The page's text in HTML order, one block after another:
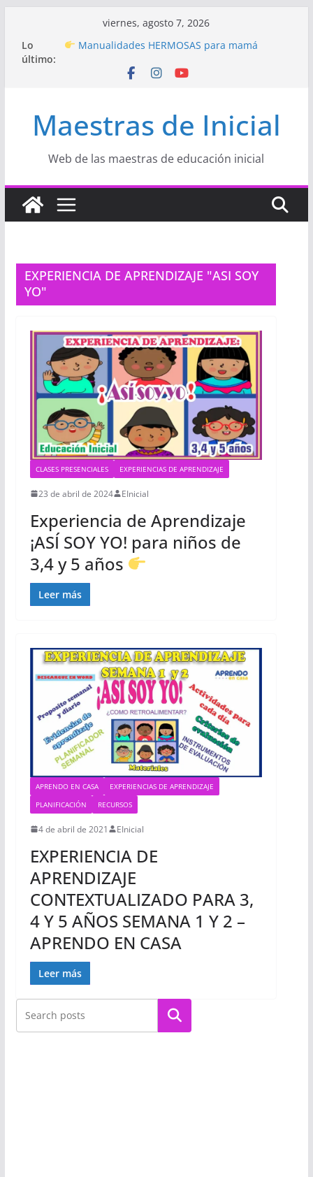
contenido
viernes, agosto 7, 2026
Lo
último:
Hermosos dibujos para MAMÁ: colorea con
Manualidades HERMOSAS para mamá
Semana de la Educación Inicial 2026”
Proyecto
“Celebramos con Alegría la Semana
Proyecto de Aprendizaje
Un regalo para
Maestras de Inicial
Web de las maestras de educación inicial
EXPERIENCIA DE APRENDIZAJE "ASI SOY
YO"
CLASES PRESENCIALES EXPERIENCIAS DE APRENDIZAJE
23 de abril de 2024 EInicial
Experiencia de Aprendizaje
¡ASÍ SOY YO! para niños de
3,4 y 5 años
Leer más
APRENDO EN CASA
EXPERIENCIAS DE APRENDIZAJE
PLANIFICACIÓN
RECURSOS
4 de abril de 2021 EInicial
EXPERIENCIA DE
APRENDIZAJE
CONTEXTUALIZADO PARA 3,
4 Y 5 AÑOS SEMANA 1 Y 2 –
APRENDO EN CASA
Leer más
Buscar